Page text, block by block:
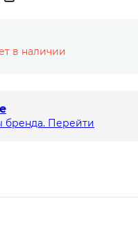
в наличии
бренда. Перейти